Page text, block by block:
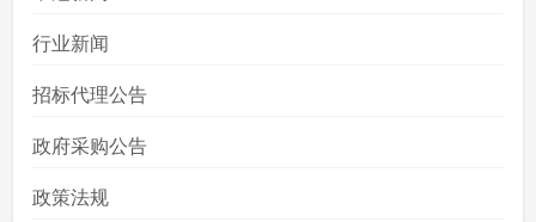
行业新闻
招标代理公告
政府采购公告
政策法规